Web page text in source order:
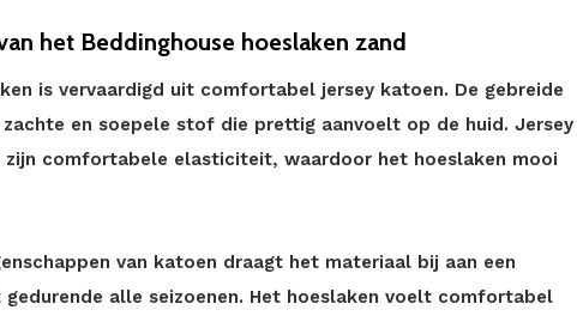
het Beddinghouse hoeslaken zand
is vervaardigd uit comfortabel jersey katoen. De gebreide
en soepele stof die prettig aanvoelt op de huid. Jersey
comfortabele elasticiteit, waardoor het hoeslaken mooi
van katoen draagt het materiaal bij aan een
gedurende alle seizoenen. Het hoeslaken voelt comfortabel